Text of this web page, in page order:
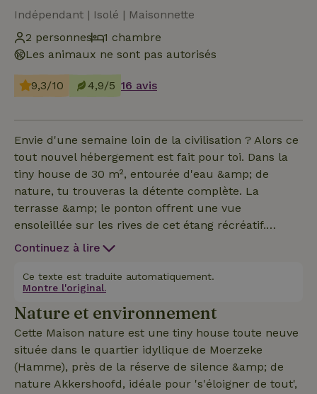
Indépendant | Isolé | Maisonnette
2 personnes
1 chambre
Les animaux ne sont pas autorisés
9,3/10 4,9/5 16 avis
Envie d'une semaine loin de la civilisation ? Alors ce
tout nouvel hébergement est fait pour toi. Dans la
tiny house de 30 m², entourée d'eau &amp; de
nature, tu trouveras la détente complète. La
terrasse &amp; le ponton offrent une vue
ensoleillée sur les rives de cet étang récréatif.
Hérons &amp; martins-pêcheurs sont tes voisins et
l'arrière, le paysage plein de saules têtards, de cerfs
&amp; de lapins... Tous les équipements sont
disponibles. La cuisine offre tout le confort (micro-
ondes, réfrigérateur avec compartiment
congélateur, évier, plaques de
cuisson/cafetière/Senseo/chauffe-eau/ustensiles de
cuisine). La salle de bain est équipée d'une douche,
Continuez à lire
Ce texte est traduite automatiquement.
Montre l'original.
Nature et environnement
Cette Maison nature est une tiny house toute neuve
située dans le quartier idyllique de Moerzeke
(Hamme), près de la réserve de silence &amp; de
nature Akkershoofd, idéale pour 's'éloigner de tout',